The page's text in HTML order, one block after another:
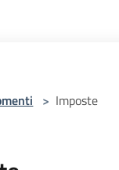
> Imposte